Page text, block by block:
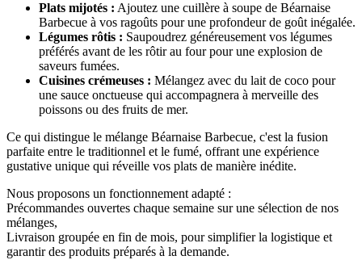
Plats mijotés : Ajoutez une cuillère à soupe de Béarnaise
Barbecue à vos ragoûts pour une profondeur de goût inégalée.
Légumes rôtis : Saupoudrez généreusement vos légumes
préférés avant de les rôtir au four pour une explosion de
saveurs fumées.
Cuisines crémeuses : Mélangez avec du lait de coco pour
une sauce onctueuse qui accompagnera à merveille des
poissons ou des fruits de mer.
Ce qui distingue le mélange Béarnaise Barbecue, c'est la fusion
parfaite entre le traditionnel et le fumé, offrant une expérience
gustative unique qui réveille vos plats de manière inédite.
Nous proposons un fonctionnement adapté :
Précommandes ouvertes chaque semaine sur une sélection de nos
mélanges,
Livraison groupée en fin de mois, pour simplifier la logistique et
garantir des produits préparés à la demande.